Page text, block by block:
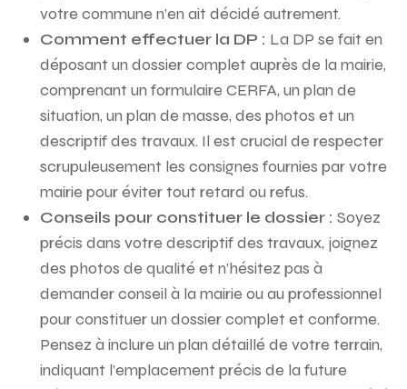
votre commune n’en ait décidé autrement.
Comment effectuer la DP : La DP se fait en
déposant un dossier complet auprès de la mairie,
comprenant un formulaire CERFA, un plan de
situation, un plan de masse, des photos et un
descriptif des travaux. Il est crucial de respecter
scrupuleusement les consignes fournies par votre
mairie pour éviter tout retard ou refus.
Conseils pour constituer le dossier : Soyez
précis dans votre descriptif des travaux, joignez
des photos de qualité et n’hésitez pas à
demander conseil à la mairie ou au professionnel
pour constituer un dossier complet et conforme.
Pensez à inclure un plan détaillé de votre terrain,
indiquant l’emplacement précis de la future